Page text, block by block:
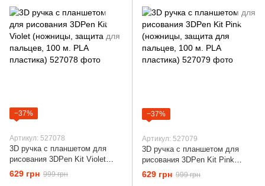
−37%
Артикул: 527078
3D ручка с планшетом для
рисования 3DPen Kit Violet
(ножницы, защита для
пальцев, 100 м. PLA пластика)
629 грн 999 грн
−37%
Артикул: 527079
3D ручка с планшетом для
рисования 3DPen Kit Pink
(ножницы, защита для
пальцев, 100 м. PLA пластика)
629 грн 999 грн